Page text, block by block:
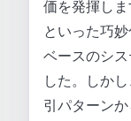
価を発揮し
といった巧
ベースのシ
した。しか
引パターン